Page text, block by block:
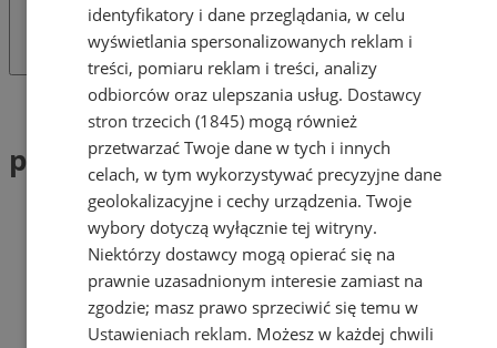
Tag: propozycje
propozycje (1)
identyfikatory i dane przeglądania, w celu
wyświetlania spersonalizowanych reklam i
treści, pomiaru reklam i treści, analizy
odbiorców oraz ulepszania usług. Dostawcy
stron trzecich (1845) mogą również
przetwarzać Twoje dane w tych i innych
celach, w tym wykorzystywać precyzyjne dane
geolokalizacyjne i cechy urządzenia. Twoje
wybory dotyczą wyłącznie tej witryny.
Niektórzy dostawcy mogą opierać się na
prawnie uzasadnionym interesie zamiast na
zgodzie; masz prawo sprzeciwić się temu w
Ustawieniach reklam. Możesz w każdej chwili